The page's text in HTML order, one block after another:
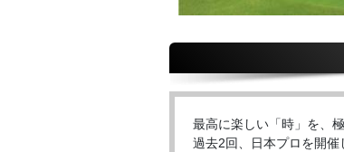
最高に楽しい「時」を、極
過去2回、日本プロを開催